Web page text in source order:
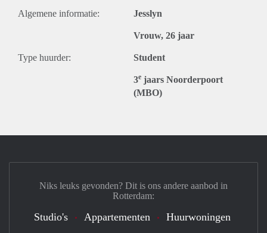
Algemene informatie: Jesslyn
Vrouw, 26 jaar
Type huurder: Student
3e jaars Noorderpoort
(MBO)
Niks leuks gevonden? Dit is ons andere aanbod in
Rotterdam:
Studio's Appartementen Huurwoningen